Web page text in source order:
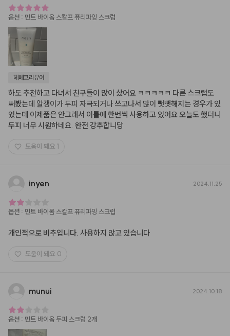
옵션 : 민트 바이옴 스칼프 퓨리파잉 스크럽
헤메코리뷰어
하도 추천하고 다녀서 친구들이 많이 샀어요 ㅋㅋㅋㅋㅋ 다른 스크럽도
써봤는데 알갱이가 두피 자극되거나 쓰고나서 많이 뻣뻣해지는 경우가 있
었는데 이제품은 안그래서 이틀에 한번씩 사용하고 있어요 오늘도 했더니
두피 너무 시원하네요. 완전 강추합니당
도움이 돼요 1
inyen 2024.11.25
옵션 : 민트 바이옴 스칼프 퓨리파잉 스크럽
개인적으로 비추입니다. 사용하지 않고 있습니다
도움이 돼요 0
munui 2024.10.18
옵션 : 민트 바이옴 두피 스크럽 2개